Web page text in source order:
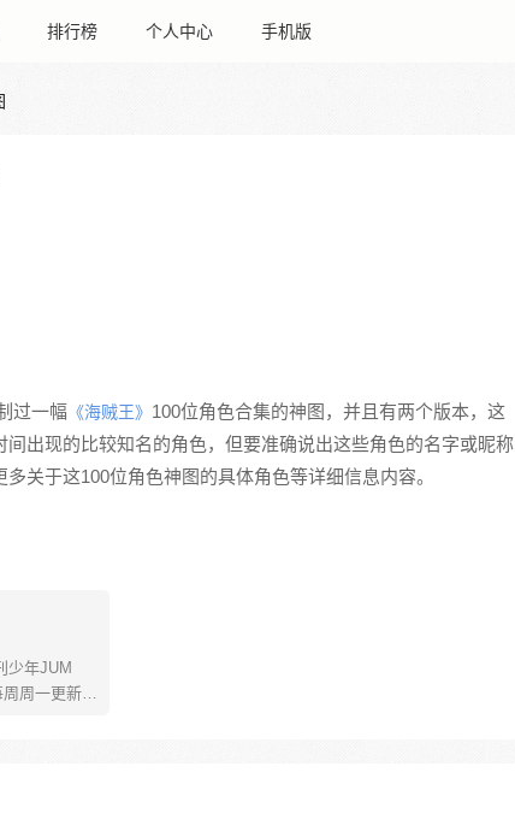
排行榜 个人中心 手机版
过一幅 《海贼王》 100位角色合集的神图，并且有两个版本，这
出现的比较知名的角色，但要准确说出这些角色的名字或昵称
关于这100位角色神图的具体角色等详细信息内容。
少年JUM
周一更新。
路飞为实
约定而出